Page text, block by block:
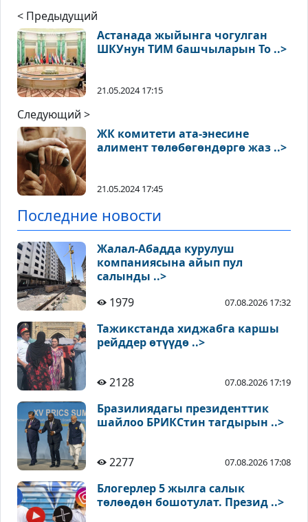
< Предыдущий
Астанада жыйынга чогулган
ШКУнун ТИМ башчыларын То ..>
21.05.2024 17:15
Следующий >
ЖК комитети ата-энесине
алимент төлөбөгөндөргө жаз ..>
21.05.2024 17:45
Последние новости
Жалал-Абадда курулуш
компаниясына айып пул
салынды ..>
1979
07.08.2026 17:32
Тажикстанда хиджабга каршы
рейддер өтүүдө ..>
2128 07.08.2026 17:19
Бразилиядагы президенттик
шайлоо БРИКСтин тагдырын ..>
2277 07.08.2026 17:08
Блогерлер 5 жылга салык
төлөөдөн бошотулат. Презид ..>